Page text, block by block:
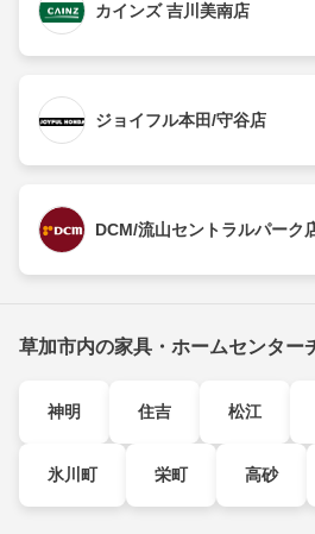
カインズ 吉川美南店
ジョイフル本田/守谷店
DCM/流山セントラルパーク
草加市内の家具・ホームセンター
神明 住吉 松江
氷川町 栄町 高砂